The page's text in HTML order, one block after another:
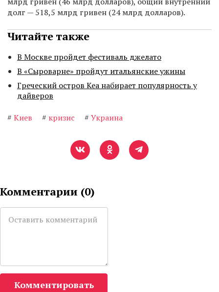
долг — 518,5 млрд гривен (24 млрд долларов).
Читайте также
В Москве пройдет фестиваль джелато
В «Сыроварне» пройдут итальянские ужины
Греческий остров Кеа набирает популярность у
дайверов
# Киев # кризис # Украина
Комментарии (0)
Комментировать